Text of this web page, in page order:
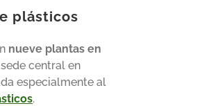
plásticos
nueve plantas en
central en
especialmente al
.